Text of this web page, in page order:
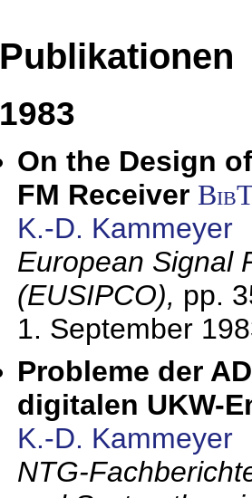
Publikationen
1983
On the Design
FM Receiver
K.-D. Kammeyer
European Signal
(EUSIPCO), pp.
1. September
Probleme der
digitalen UKW-
K.-D. Kammeyer
NTG-